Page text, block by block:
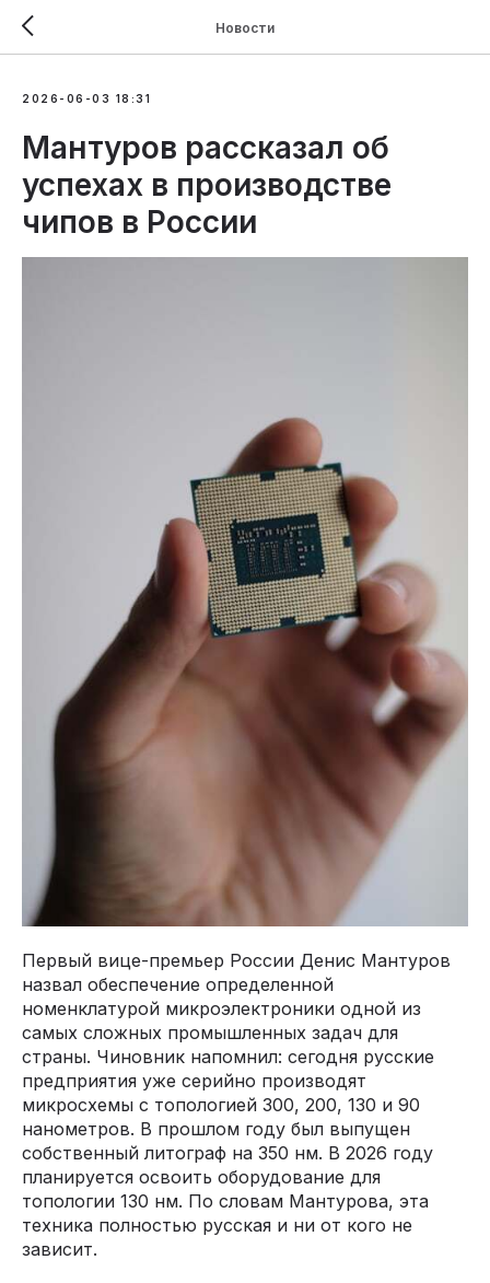
Новости
2026-06-03 18:31
Мантуров рассказал об
успехах в производстве
чипов в России
Первый вице-премьер России Денис Мантуров
назвал обеспечение определенной
номенклатурой микроэлектроники одной из
самых сложных промышленных задач для
страны. Чиновник напомнил: сегодня русские
предприятия уже серийно производят
микросхемы с топологией 300, 200, 130 и 90
нанометров. В прошлом году был выпущен
собственный литограф на 350 нм. В 2026 году
планируется освоить оборудование для
топологии 130 нм. По словам Мантурова, эта
техника полностью русская и ни от кого не
зависит.